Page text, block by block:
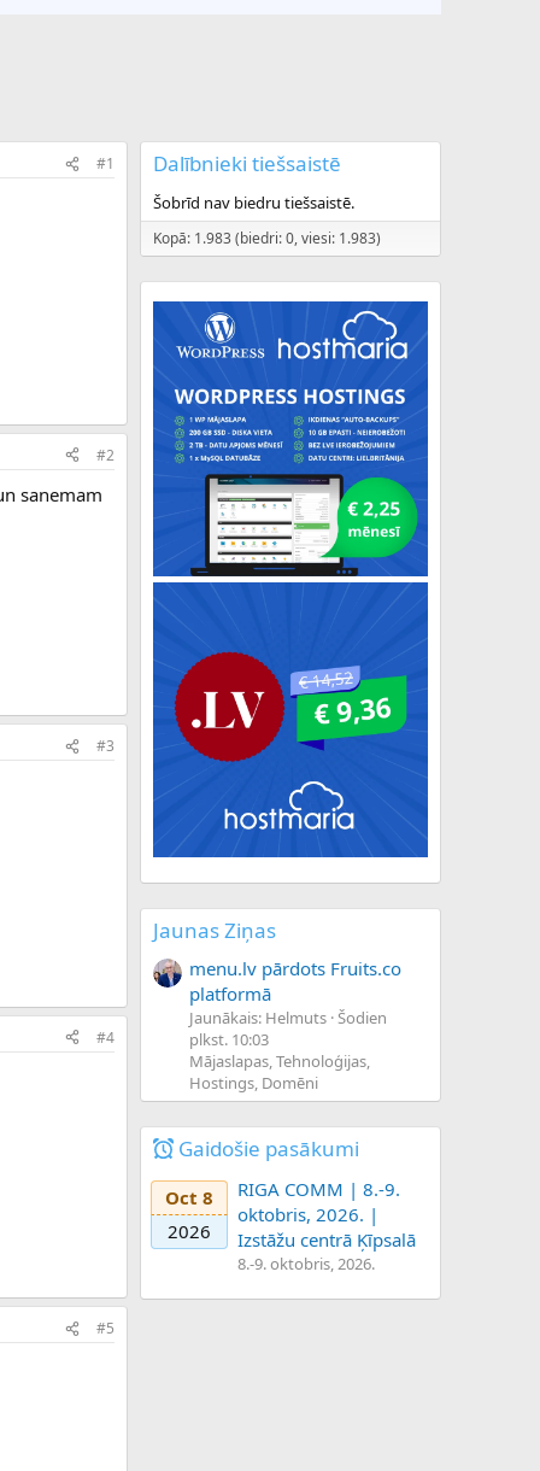
#1
#2
sanemam
#3
#4
#5
Dalībnieki tiešsaistē
Šobrīd nav biedru tiešsaistē.
Kopā: 1.983 (biedri: 0, viesi: 1.983)
Jaunas Ziņas
menu.lv pārdots Fruits.co
platformā
Jaunākais: Helmuts Šodien
plkst. 10:03
Mājaslapas, Tehnoloģijas,
Hostings, Domēni
Gaidošie pasākumi
Oct 8
2026
RIGA COMM | 8.-9.
oktobris, 2026. |
Izstāžu centrā Ķīpsalā
8.-9. oktobris, 2026.